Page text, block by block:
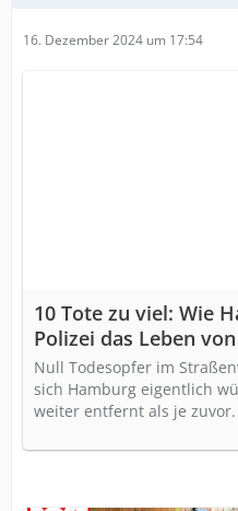
16. Dezember 2024 um 17:54
10 Tote zu viel: Wie
Polizei das Leben
gefährden (M+)
Null Todesopfer im
sich Hamburg eigentlich
weiter entfernt als je